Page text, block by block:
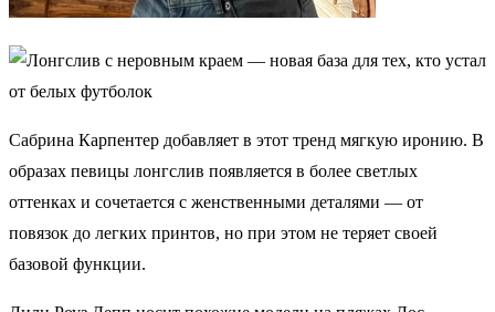
Сабрина Карпентер добавляет в этот тренд мягкую иронию. В
образах певицы лонгслив появляется в более светлых
оттенках и сочетается с женственными деталями — от
повязок до легких принтов, но при этом не теряет своей
базовой функции.